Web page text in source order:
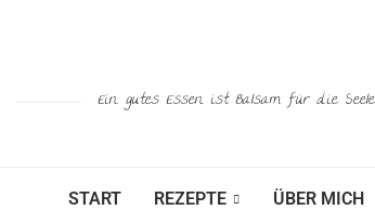
Ein gutes Essen ist Balsam für die Seele
START REZEPTE ÜBER MICH